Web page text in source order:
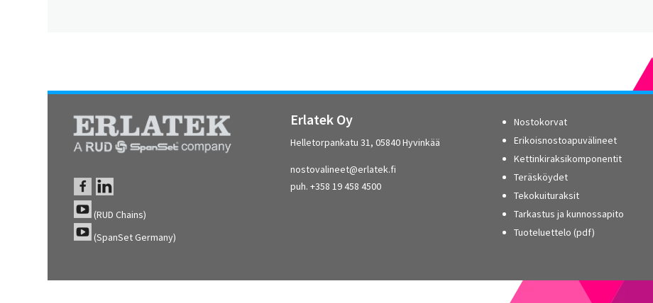
(RUD Chains)
(SpanSet Germany)
Erlatek Oy
Helletorpankatu 31, 05840 Hyvinkää
nostovalineet@erlatek.fi
puh. +358 19 458 4500
Nostokorvat
Erikoisnostoapuvälineet
Kettinkiraksikomponentit
Teräsköydet
Tekokuituraksit
Tarkastus ja kunnossapito
Tuoteluettelo (pdf)